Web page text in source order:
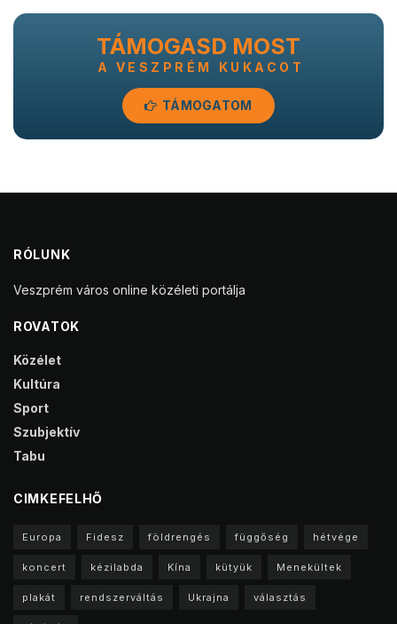
TÁMOGASD MOST
A VESZPRÉM KUKACOT
TÁMOGATOM
RÓLUNK
Veszprém város online közéleti portálja
ROVATOK
Közélet
Kultúra
Sport
Szubjektív
Tabu
CIMKEFELHŐ
Europa Fidesz földrengés függőség hétvége
koncert kézilabda Kína kütyük Menekültek
plakát rendszerváltás Ukrajna választás